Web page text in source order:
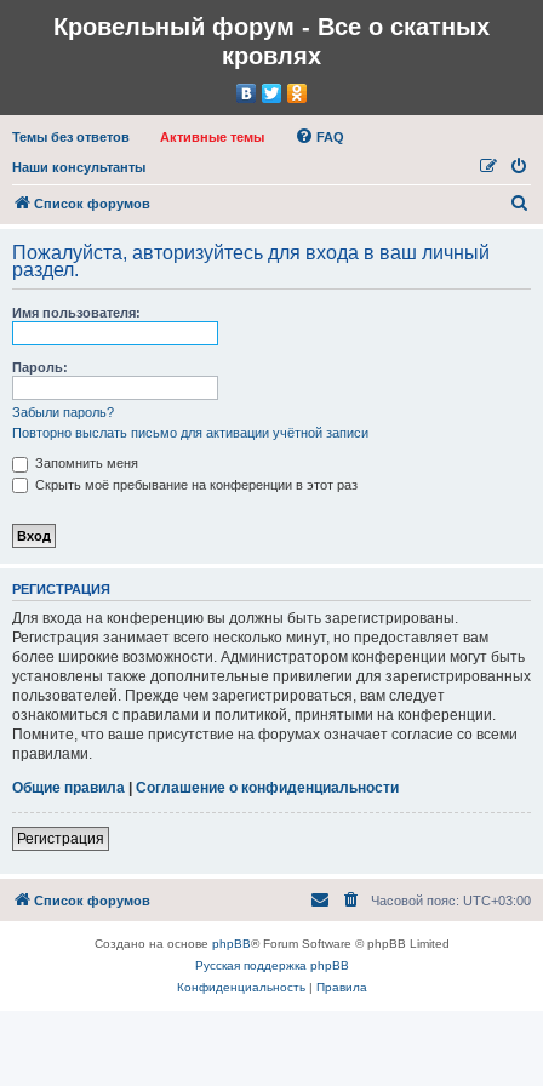
Кровельный форум - Все о скатных
кровлях
Темы без ответов Активные темы FAQ
Наши консультанты
Список форумов
с
Пожалуйста, авторизуйтесь для входа в ваш личный
раздел.
Имя пользователя:
Пароль:
Забыли пароль?
Повторно выслать письмо для активации учётной записи
Запомнить меня
Скрыть моё пребывание на конференции в этот раз
РЕГИСТРАЦИЯ
Для входа на конференцию вы должны быть зарегистрированы.
Регистрация занимает всего несколько минут, но предоставляет вам
более широкие возможности. Администратором конференции могут быть
установлены также дополнительные привилегии для зарегистрированных
пользователей. Прежде чем зарегистрироваться, вам следует
ознакомиться с правилами и политикой, принятыми на конференции.
Помните, что ваше присутствие на форумах означает согласие со всеми
правилами.
Общие правила | Соглашение о конфиденциальности
Регистрация
Список форумов Часовой пояс: UTC+03:00
Создано на основе phpBB® Forum Software © phpBB Limited
Русская поддержка phpBB
Конфиденциальность| Правила